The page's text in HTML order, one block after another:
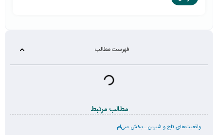
فهرست مطالب
مطالب مرتبط
واقعیت‌های تلخ و شیرین ـ بخش سی‌ام